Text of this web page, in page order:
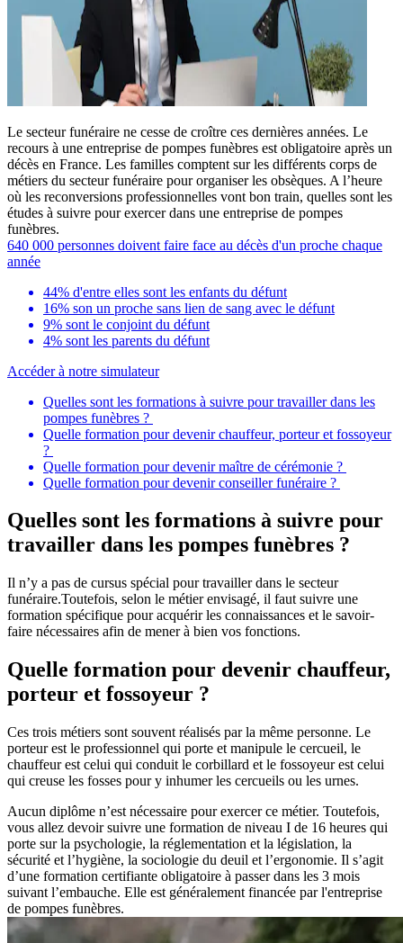
Le secteur funéraire ne cesse de croître ces dernières années. Le
recours à une entreprise de pompes funèbres est obligatoire après un
décès en France. Les familles comptent sur les différents corps de
métiers du secteur funéraire pour organiser les obsèques. A l’heure
où les reconversions professionnelles vont bon train, quelles sont les
études à suivre pour exercer dans une entreprise de pompes
funèbres.
640 000 personnes doivent faire face au décès d'un proche chaque
année
44% d'entre elles sont les enfants du défunt
16% son un proche sans lien de sang avec le défunt
9% sont le conjoint du défunt
4% sont les parents du défunt
Accéder à notre simulateur
Quelles sont les formations à suivre pour travailler dans les
pompes funèbres ?
Quelle formation pour devenir chauffeur, porteur et fossoyeur
?
Quelle formation pour devenir maître de cérémonie ?
Quelle formation pour devenir conseiller funéraire ?
Quelles sont les formations à suivre pour
travailler dans les pompes funèbres ?
Il n’y a pas de cursus spécial pour travailler dans le secteur
funéraire.Toutefois, selon le métier envisagé, il faut suivre une
formation spécifique pour acquérir les connaissances et le savoir-
faire nécessaires afin de mener à bien vos fonctions.
Quelle formation pour devenir chauffeur,
porteur et fossoyeur ?
Ces trois métiers sont souvent réalisés par la même personne. Le
porteur est le professionnel qui porte et manipule le cercueil, le
chauffeur est celui qui conduit le corbillard et le fossoyeur est celui
qui creuse les fosses pour y inhumer les cercueils ou les urnes.
Aucun diplôme n’est nécessaire pour exercer ce métier. Toutefois,
vous allez devoir suivre une formation de niveau I de 16 heures qui
porte sur la psychologie, la réglementation et la législation, la
sécurité et l’hygiène, la sociologie du deuil et l’ergonomie. Il s’agit
d’une formation certifiante obligatoire à passer dans les 3 mois
suivant l’embauche. Elle est généralement financée par l'entreprise
de pompes funèbres.